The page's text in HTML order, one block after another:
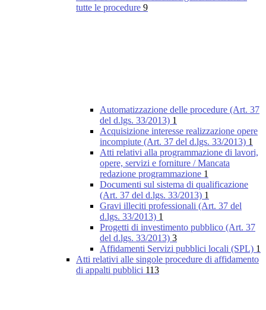
tutte le procedure 9
Automatizzazione delle procedure (Art. 37
del d.lgs. 33/2013) 1
Acquisizione interesse realizzazione opere
incompiute (Art. 37 del d.lgs. 33/2013) 1
Atti relativi alla programmazione di lavori,
opere, servizi e forniture / Mancata
redazione programmazione 1
Documenti sul sistema di qualificazione
(Art. 37 del d.lgs. 33/2013) 1
Gravi illeciti professionali (Art. 37 del
d.lgs. 33/2013) 1
Progetti di investimento pubblico (Art. 37
del d.lgs. 33/2013) 3
Affidamenti Servizi pubblici locali (SPL) 1
Atti relativi alle singole procedure di affidamento
di appalti pubblici 113